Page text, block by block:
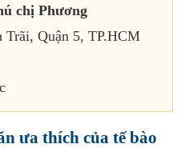
chị Phương
Quận 5, TP.HCM
ưa thích của tế bào